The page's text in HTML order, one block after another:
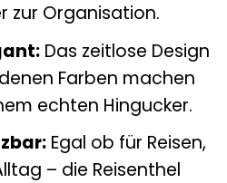
zur Organisation.
Das zeitlose Design
Farben machen
echten Hingucker.
Egal ob für Reisen,
– die Reisenthel